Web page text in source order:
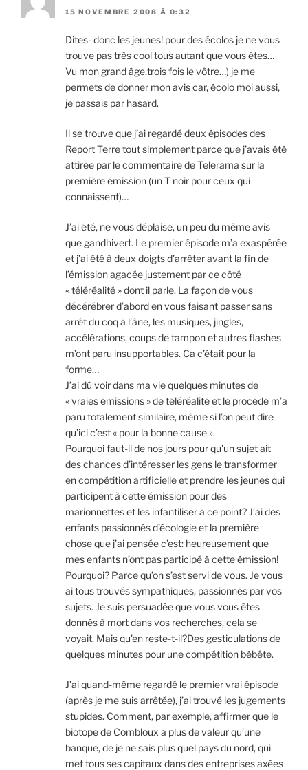
15 NOVEMBRE 2008 À 0:32
Dites- donc les jeunes! pour des écolos je ne vous
trouve pas très cool tous autant que vous êtes…
Vu mon grand âge,trois fois le vôtre…) je me
permets de donner mon avis car, écolo moi aussi,
je passais par hasard.
Il se trouve que j’ai regardé deux épisodes des
Report Terre tout simplement parce que j’avais été
attirée par le commentaire de Telerama sur la
première émission (un T noir pour ceux qui
connaissent)…
J’ai été, ne vous déplaise, un peu du même avis
que gandhivert. Le premier épisode m’a exaspérée
et j’ai été à deux doigts d’arrêter avant la fin de
l’émission agacée justement par ce côté
« téléréalité » dont il parle. La façon de vous
décérébrer d’abord en vous faisant passer sans
arrêt du coq à l’âne, les musiques, jingles,
accélérations, coups de tampon et autres flashes
m’ont paru insupportables. Ca c’était pour la
forme…
J’ai dû voir dans ma vie quelques minutes de
« vraies émissions » de téléréalité et le procédé m’a
paru totalement similaire, même si l’on peut dire
qu’ici c’est « pour la bonne cause ».
Pourquoi faut-il de nos jours pour qu’un sujet ait
des chances d’intéresser les gens le transformer
en compétition artificielle et prendre les jeunes qui
participent à cette émission pour des
marionnettes et les infantiliser à ce point? J’ai des
enfants passionnés d’écologie et la première
chose que j’ai pensée c’est: heureusement que
mes enfants n’ont pas participé à cette émission!
Pourquoi? Parce qu’on s’est servi de vous. Je vous
ai tous trouvés sympathiques, passionnés par vos
sujets. Je suis persuadée que vous vous êtes
donnés à mort dans vos recherches, cela se
voyait. Mais qu’en reste-t-il?Des gesticulations de
quelques minutes pour une compétition bébête.
J’ai quand-même regardé le premier vrai épisode
(après je me suis arrêtée), j’ai trouvé les jugements
stupides. Comment, par exemple, affirmer que le
biotope de Combloux a plus de valeur qu’une
banque, de je ne sais plus quel pays du nord, qui
met tous ses capitaux dans des entreprises axées